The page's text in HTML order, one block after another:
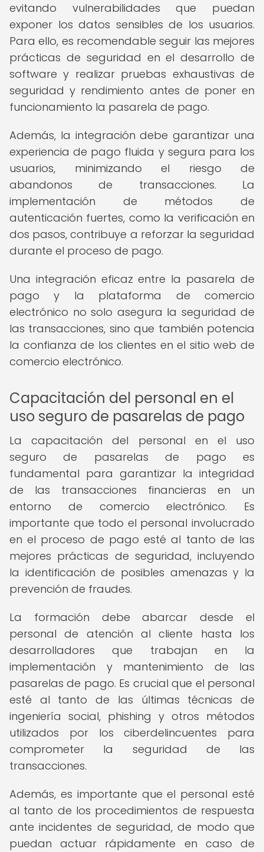
evitando vulnerabilidades que puedan
exponer los datos sensibles de los usuarios.
Para ello, es recomendable seguir las mejores
prácticas de seguridad en el desarrollo de
software y realizar pruebas exhaustivas de
seguridad y rendimiento antes de poner en
funcionamiento la pasarela de pago.
Además, la integración debe garantizar una
experiencia de pago fluida y segura para los
usuarios, minimizando el riesgo de
abandonos de transacciones. La
implementación de métodos de
autenticación fuertes, como la verificación en
dos pasos, contribuye a reforzar la seguridad
durante el proceso de pago.
Una integración eficaz entre la pasarela de
pago y la plataforma de comercio
electrónico no solo asegura la seguridad de
las transacciones, sino que también potencia
la confianza de los clientes en el sitio web de
comercio electrónico.
Capacitación del personal en el
uso seguro de pasarelas de pago
La capacitación del personal en el uso
seguro de pasarelas de pago es
fundamental para garantizar la integridad
de las transacciones financieras en un
entorno de comercio electrónico. Es
importante que todo el personal involucrado
en el proceso de pago esté al tanto de las
mejores prácticas de seguridad, incluyendo
la identificación de posibles amenazas y la
prevención de fraudes.
La formación debe abarcar desde el
personal de atención al cliente hasta los
desarrolladores que trabajan en la
implementación y mantenimiento de las
pasarelas de pago. Es crucial que el personal
esté al tanto de las últimas técnicas de
ingeniería social, phishing y otros métodos
utilizados por los ciberdelincuentes para
comprometer la seguridad de las
transacciones.
Además, es importante que el personal esté
al tanto de los procedimientos de respuesta
ante incidentes de seguridad, de modo que
puedan actuar rápidamente en caso de